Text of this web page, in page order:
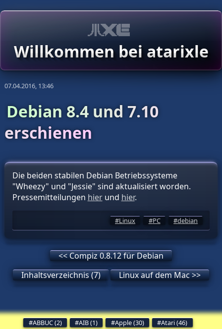
Willkommen bei atarixle
07.04.2016, 13:46
Debian 8.4 und 7.10
erschienen
Die beiden stabilen Debian Betriebssysteme
"Wheezy" und "Jessie" sind aktualisiert worden.
Pressemitteilungen hierund hier.
Linux PC debian
<< Compiz 0.8.12 für Debian
Inhaltsverzeichnis (7)
Linux auf dem Mac >>
ABBUC (2) AIB (1) Apple (30)
Atari (46)